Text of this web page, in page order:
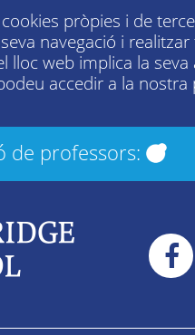
pròpies i de
navegació i realitzar
lloc web implica la seva
accedir a la nostra
de professors: